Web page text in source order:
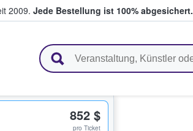
2009. Jede Bestellung ist 100% abgesichert.
852 $
pro Ticket